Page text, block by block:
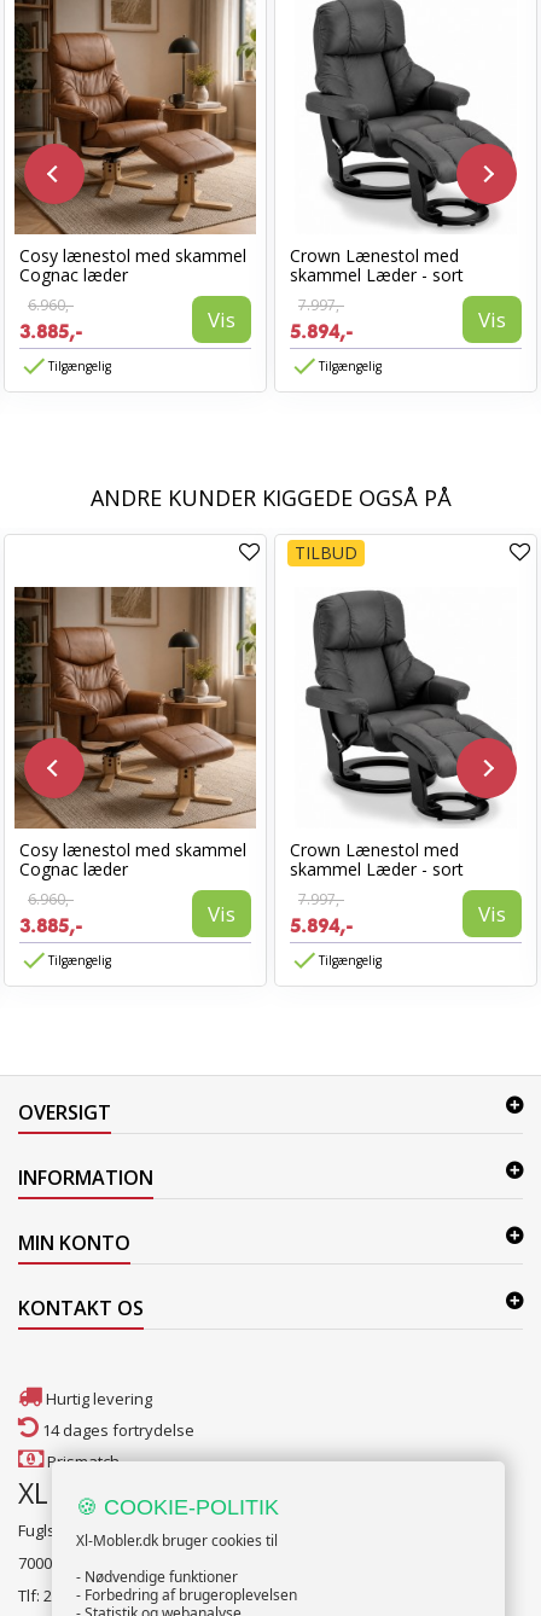
Cosy lænestol med skammel
Cognac læder
6.960,-
3.885,- Vis
Tilgængelig
Crown Lænestol med
skammel Læder - sort
7.997,-
5.894,- Vis
Tilgængelig
ANDRE KUNDER KIGGEDE OGSÅ PÅ
Cosy lænestol med skammel
Cognac læder
6.960,-
3.885,- Vis
Tilgængelig
TILBUD
Crown Lænestol med
skammel Læder - sort
7.997,-
5.894,- Vis
Tilgængelig
OVERSIGT
INFORMATION
MIN KONTO
KONTAKT OS
Hurtig levering
14 dages fortrydelse
Prismatch
XL Møbler Fredericia
Fuglsang alle 2
7000 Fredericia
Tlf: 2131 1341
🍪 COOKIE-POLITIK
Xl-Mobler.dk bruger cookies til
- Nødvendige funktioner
- Forbedring af brugeroplevelsen